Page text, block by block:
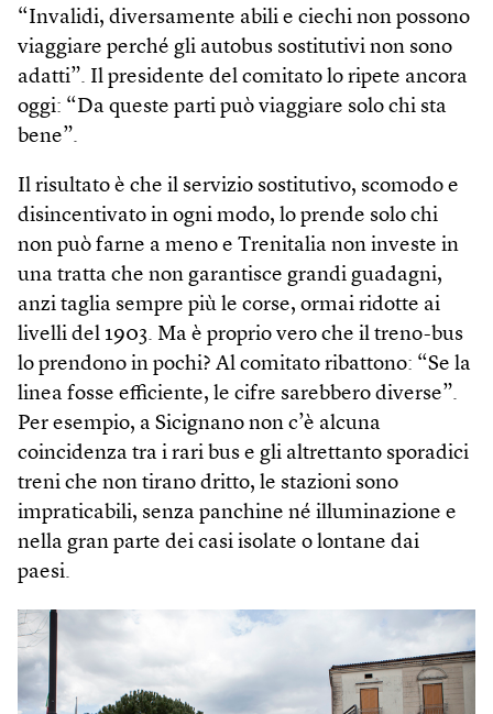
“Invalidi, diversamente abili e ciechi non possono
viaggiare perché gli autobus sostitutivi non sono
adatti”. Il presidente del comitato lo ripete ancora
oggi: “Da queste parti può viaggiare solo chi sta
bene”.
Il risultato è che il servizio sostitutivo, scomodo e
disincentivato in ogni modo, lo prende solo chi
non può farne a meno e Trenitalia non investe in
una tratta che non garantisce grandi guadagni,
anzi taglia sempre più le corse, ormai ridotte ai
livelli del 1903. Ma è proprio vero che il treno-bus
lo prendono in pochi? Al comitato ribattono: “Se la
linea fosse efficiente, le cifre sarebbero diverse”.
Per esempio, a Sicignano non c’è alcuna
coincidenza tra i rari bus e gli altrettanto sporadici
treni che non tirano dritto, le stazioni sono
impraticabili, senza panchine né illuminazione e
nella gran parte dei casi isolate o lontane dai
paesi.